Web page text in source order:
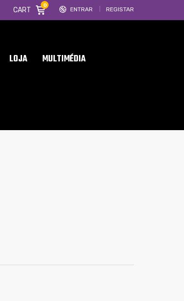
ENTRAR REGISTAR
CART
0
LOJA MULTIMÉDIA